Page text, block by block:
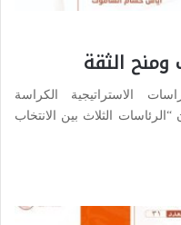
ومنح الثقة
الاستراتيجية الكراسة
/ العدد 32 لسنة 2026 بعنوان “الرئاسات الثلاث بين الانتخاب